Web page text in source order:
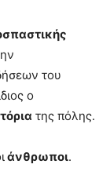
του
ο
της πόλης.
άνθρωποι.